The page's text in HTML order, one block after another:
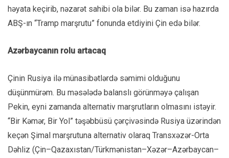
həyata keçirib, nəzarət sahibi ola bilər. Bu zaman isə hazırda
ABŞ-ın “Tramp marşrutu” fonunda etdiyini Çin edə bilər.
Azərbaycanın rolu artacaq
Çinin Rusiya ilə münasibətlərdə səmimi olduğunu
düşünmürəm. Bu məsələdə balanslı görünməyə çalışan
Pekin, eyni zamanda alternativ marşrutların olmasını istəyir.
“Bir Kəmər, Bir Yol” təşəbbüsü çərçivəsində Rusiya üzərindən
keçən Şimal marşrutuna alternativ olaraq Transxəzər-Orta
Dəhliz (Çin–Qazaxıstan/Türkmənistan–Xəzər–Azərbaycan–